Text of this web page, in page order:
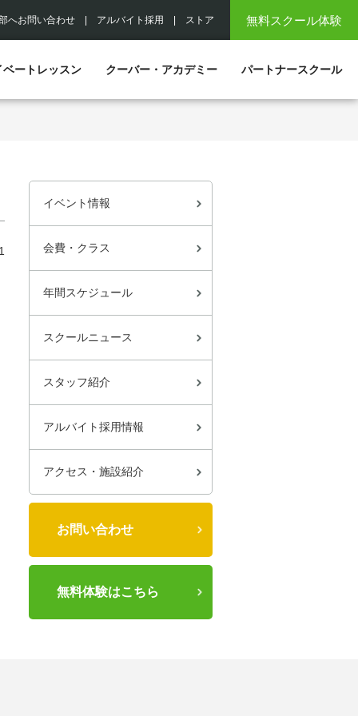
無料スクール体験
へお問い合わせ アルバイト採用 ストア
ベートレッスン クーバー・アカデミー パートナースクール
イベント情報
会費・クラス
年間スケジュール
スクールニュース
スタッフ紹介
アルバイト採用情報
アクセス・施設紹介
お問い合わせ
無料体験はこちら